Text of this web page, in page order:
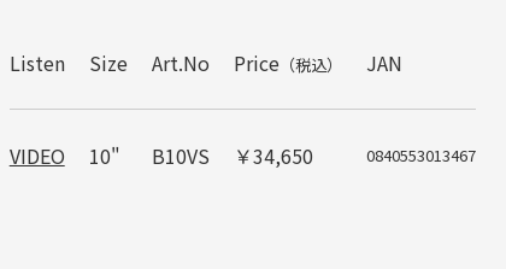
Listen Size Art.No Price（税込） JAN
VIDEO 10" B10VS ￥34,650 0840553013467